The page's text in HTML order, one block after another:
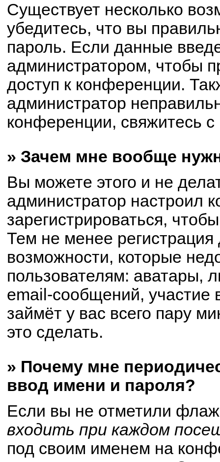
Существует несколько
убедитесь, что вы
пароль. Если данные
администратором, чтобы
доступ к конференции.
администратор
конференции, свяжитесь
» Зачем мне вообще
Вы можете этого и не
администратор настроил
зарегистрироваться,
Тем не менее
возможности, которые
пользователям: аватары,
email-сообщений, участие
займёт у вас всего пару
это сделать.
» Почему мне
ввод имени и пароля?
Если вы не отметили
входить при каждом
под своим именем на